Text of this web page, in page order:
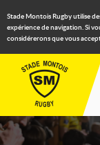
Stade Montois Rugby utilise
expérience de navigation. Si
considérerons que vous